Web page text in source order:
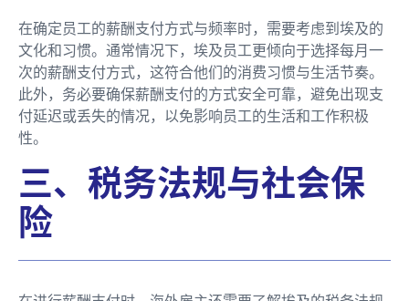
在确定员工的薪酬支付方式与频率时，需要考虑到埃及的
文化和习惯。通常情况下，埃及员工更倾向于选择每月一
次的薪酬支付方式，这符合他们的消费习惯与生活节奏。
此外，务必要确保薪酬支付的方式安全可靠，避免出现支
付延迟或丢失的情况，以免影响员工的生活和工作积极
性。
三、税务法规与社会保
险